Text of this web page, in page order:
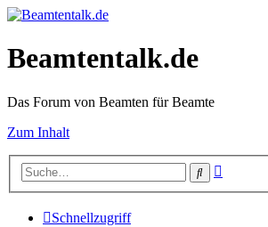
Beamtentalk.de
Das Forum von Beamten für Beamte
Zum Inhalt
Suche
Schnellzugriff